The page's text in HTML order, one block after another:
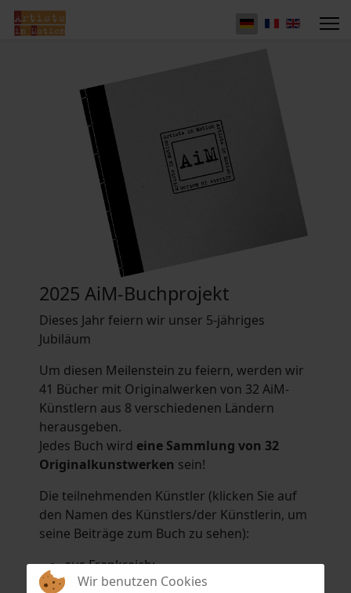
2025 AiM-Buchprojekt
Dieses Jahr feiern wir unser 5-jähriges
Jubiläum
Um diesen Meilenstein zu feiern, werden wir
41 Bücher mit Originalwerken von 32 AiM-
Künstlern aus 8 verschiedenen Ländern
herausgeben.
Jedes Buch wird eine Sammlung von 32
Originalkunstwerken sein!
Die teilnehmenden Künstler (klicken Sie auf
den Namen des Künstlers/der Künstlerin, um
seine Beiträge zum Buch zu sehen):
aus Frankreich:
Hélène Argo,Didier Bonnot
Wir benutzen Cookies